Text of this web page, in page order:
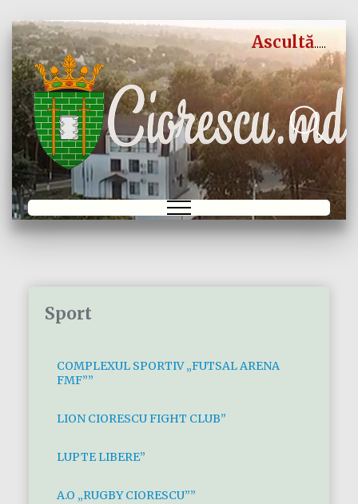
Ascultă
Sport
COMPLEXUL SPORTIV „FUTSAL ARENA
FMF””
LION CIORESCU FIGHT CLUB”
LUPTE LIBERE”
A.O „RUGBY CIORESCU””